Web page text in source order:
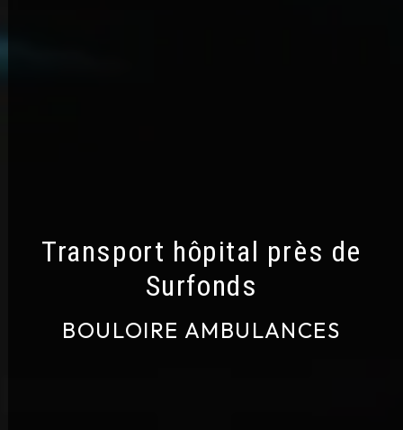
Transport hôpital près de
Surfonds
BOULOIRE AMBULANCES